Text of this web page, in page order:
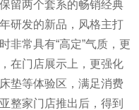
留两个套系的畅销经典
研发的新品，风格主打
非常具有“高定”气质，更
在门店展示上，更强化
垫等体验区，满足消费
整家门店推出后，得到